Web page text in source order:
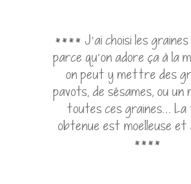
**** J'ai choisi les graines
parce qu'on adore ça à la
on peut y mettre des
pavots, de sésames, ou un
toutes ces graines...
obtenue est moelleuse et
****